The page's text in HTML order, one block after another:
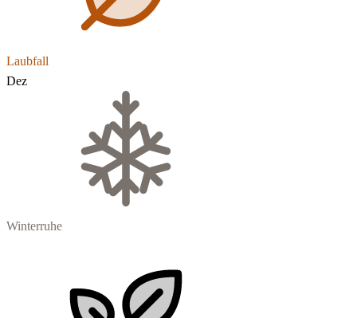
Laubfall
Dez
Winterruhe